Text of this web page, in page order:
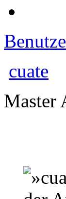
cuate
Master